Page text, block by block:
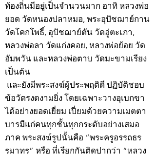
ท้องถิ่นมีอยู่เป็นจำนวนมาก อาทิ หลวงพ่อ
ยอด วัดหนองปลาหมอ, พระอุปัชฌาย์กาน
วัดโคกโพธิ์, อุปัชฌาย์ตัน วัดอู่ตะเภา,
หลวงพ่อลา วัดแก่งคอย, หลวงพ่อย้อย วัด
อัมพวัน และหลวงพ่อตาบ วัดมะขามเรียง
เป็นต้น
และยังมีพระสงฆ์ผู้ประพฤติดี ปฏิบัติชอบ
ข้อวัตรงดงามยิ่ง โดยเฉพาะวางอุเบกขา
ได้อย่างยอดเยี่ยม เปี่ยมด้วยความเมตตา
บารมีแก่คนทุกชั้นทุกกระดับอย่างเสมอ
ภาค พระสงฆ์รูปนั้นคือ “พระครูอรรถธร
รมาทร” หรือ ที่เรียกกันติดปากว่า “หลวง